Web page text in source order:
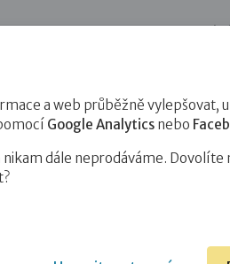
si…
a web průběžně vylepšovat,
Google Analytics nebo
dále neprodáváme. Dovolíte